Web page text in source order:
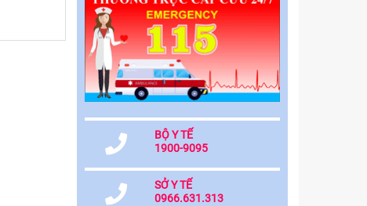
BỘ Y TẾ
1900-9095
SỞ Y TẾ
0966.631.313